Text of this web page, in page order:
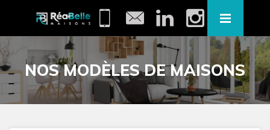
NOS MODÈLES DE MAISONS